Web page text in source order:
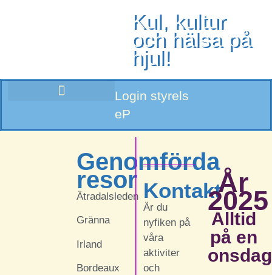
Kul, kultur
och hälsa på
hjul!
Login styrels
eP
Genomförda
resor
Ätradalsleden
Gränna
Irland
Bordeaux
Kontakt
Är du
nyfiken på
våra
aktiviter
och
År
2025
Alltid
på en
onsdag